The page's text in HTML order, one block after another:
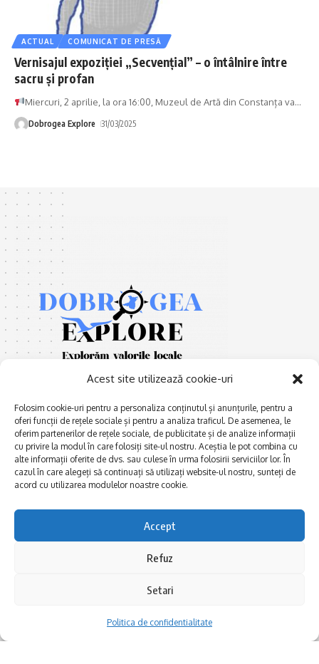
Acest site utilizează cookie-uri
Folosim cookie-uri pentru a personaliza conținutul și anunțurile, pentru a
oferi funcții de rețele sociale și pentru a analiza traficul. De asemenea, le
oferim partenerilor de rețele sociale, de publicitate și de analize informații
cu privire la modul în care folosiți site-ul nostru. Aceștia le pot combina cu
alte informații oferite de dvs. sau culese în urma folosirii serviciilor lor. În
cazul în care alegeți să continuați să utilizați website-ul nostru, sunteți de
acord cu utilizarea modulelor noastre cookie.
Accept
Refuz
Setari
Politica de confidentialitate
ACTUAL COMUNICAT DE PRESĂ
Vernisajul expoziției „Secvențial” – o întâlnire între
sacru și profan
Miercuri, 2 aprilie, la ora 16:00, Muzeul de Artă din Constanța va…
Dobrogea Explore 31/03/2025
E xplorăm Dobrogea,
Explorăm valorile locale:
Deltă, Litoral, cele mai mari
lacuri, cele mai vechi orașe,
multe etnii, CELE MAI
Afaceri și meșteșuguri
Actualitate
La Drum cu Ada